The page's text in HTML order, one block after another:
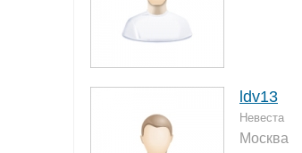
ldv13
Невеста
Москва